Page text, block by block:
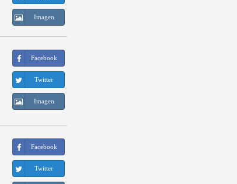
Imagen
Facebook
Twitter
Imagen
Facebook
Twitter